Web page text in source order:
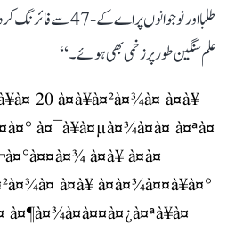
طلبا اور نوجوانوں
علم سنگین طور پر زخمی بھی ہوئے۔‘‘
20 à¤à¥à¤²à¤¾à¤ à¤à¥
à¤¯à¥à¤µà¤¾à¤à¤ à¤ªà¤
à¤à¥ à¤à¤
à¤à¥ à¤à¤¾à¤¤à¥à¤°
à¤¶à¤¾à¤à¤¤à¤¿à¤ªà¥à¤